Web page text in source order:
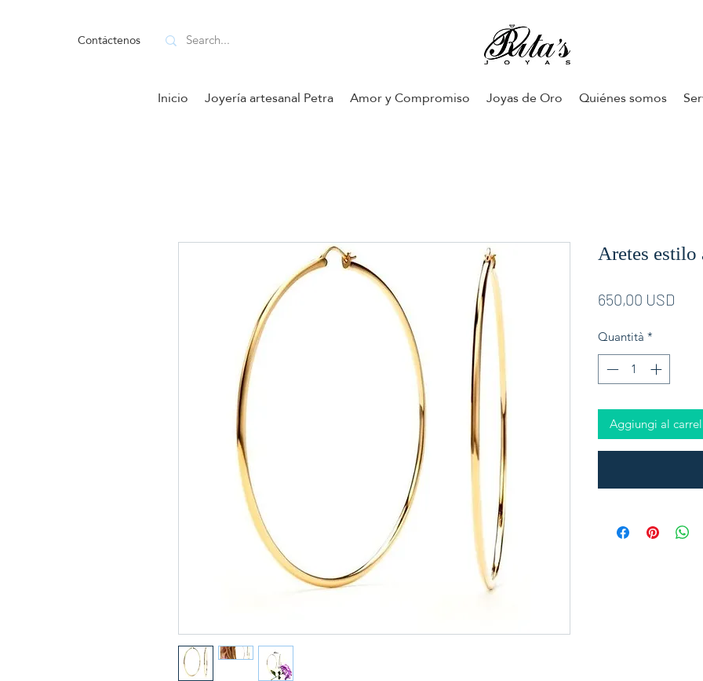
Contáctenos
Inicio Joyería artesanal Petra Amor y Compromiso Joyas de Oro Quiénes somos
Aretes
650,00 USD
Quantità *
Aggiungi al